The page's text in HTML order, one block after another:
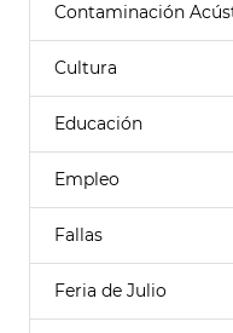
Contaminación
Cultura
Educación
Empleo
Fallas
Feria de Julio